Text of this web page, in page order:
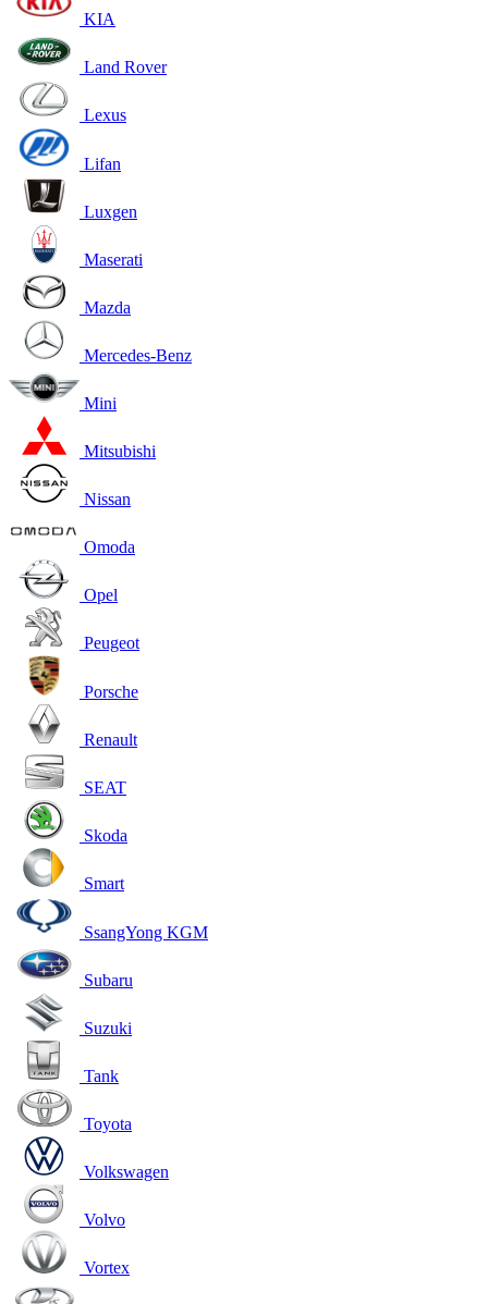
KIA
Land Rover
Lexus
Lifan
Luxgen
Maserati
Mazda
Mercedes-Benz
Mini
Mitsubishi
Nissan
Omoda
Opel
Peugeot
Porsche
Renault
SEAT
Skoda
Smart
SsangYong KGM
Subaru
Suzuki
Tank
Toyota
Volkswagen
Volvo
Vortex